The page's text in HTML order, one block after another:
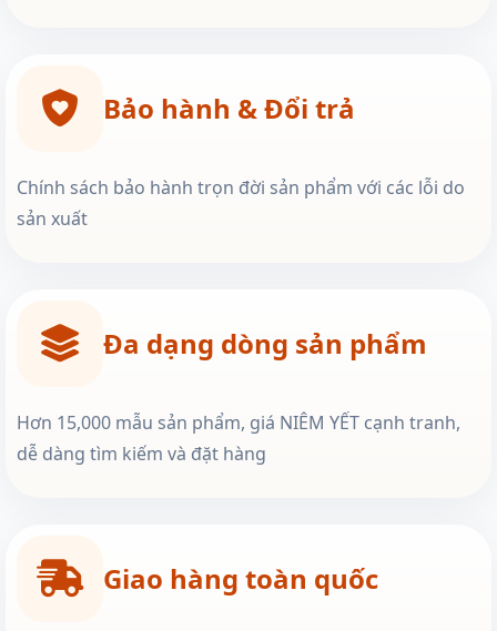
Bảo hành & Đổi trả
Chính sách bảo hành trọn đời sản phẩm với các lỗi do
sản xuất
Đa dạng dòng sản phẩm
Hơn 15,000 mẫu sản phẩm, giá NIÊM YẾT cạnh tranh,
dễ dàng tìm kiếm và đặt hàng
Giao hàng toàn quốc